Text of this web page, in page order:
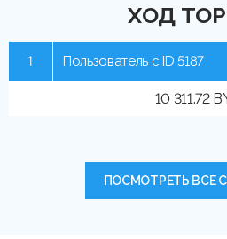
ХОД
1 Пользователь с ID 5187
10 311.72
ПОСМОТРЕТЬ ВСЕ